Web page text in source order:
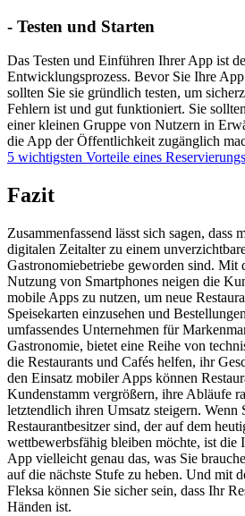
- Testen und Starten
Das Testen und Einführen Ihrer App ist
Entwicklungsprozess. Bevor Sie Ihre
sollten Sie sie gründlich testen, um
Fehlern ist und gut funktioniert. Sie
einer kleinen Gruppe von Nutzern in
die App der Öffentlichkeit zugänglich
5 wichtigsten Vorteile eines
Fazit
Zusammenfassend lässt sich sagen, dass
digitalen Zeitalter zu einem
Gastronomiebetriebe geworden sind. Mit
Nutzung von Smartphones neigen die
mobile Apps zu nutzen, um neue
Speisekarten einzusehen und
umfassendes Unternehmen für
Gastronomie, bietet eine Reihe von
die Restaurants und Cafés helfen, ihr
den Einsatz mobiler Apps können
Kundenstamm vergrößern, ihre Abläufe
letztendlich ihren Umsatz steigern. Wenn
Restaurantbesitzer sind, der auf dem
wettbewerbsfähig bleiben möchte, ist die
App vielleicht genau das, was Sie
auf die nächste Stufe zu heben. Und mit
Fleksa können Sie sicher sein, dass Ihr
Händen ist.